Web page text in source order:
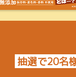
抽選で20名